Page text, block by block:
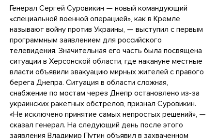
Генерал Сергей Суровикин — новый командующий
«специальной военной операцией», как в Кремле
называют войну против Украины, — выступил с первым
программным заявлением для российского
телевидения. Значительная его часть была посвящена
ситуации в Херсонской области, где накануне местные
власти объявили эвакуацию мирных жителей с правого
берега Днепра. Ситуация в области сложная,
снабжение по мостам через Днепр остановлено из-за
украинских ракетных обстрелов, признал Суровикин.
«Не исключено принятие самых непростых решений», —
сказал генерал. На следующий день после этого
заявления Владимир Путин объявил в захваченном